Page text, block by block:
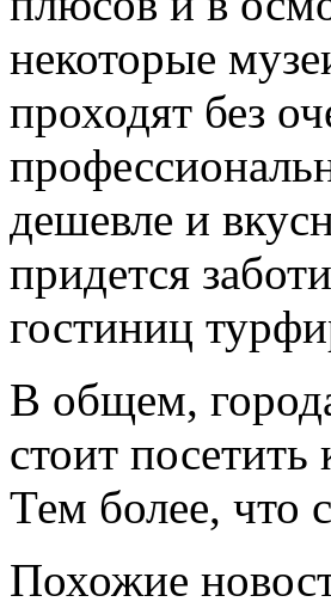
некоторые
проходят без
дешевле и
придется
гостиниц
В общем,
стоит
Тем более, что
Похожие